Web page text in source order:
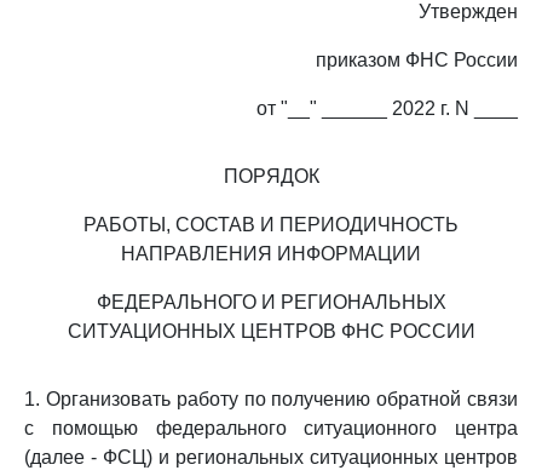
Утвержден
приказом ФНС России
от "__" ______ 2022 г. N ____
ПОРЯДОК
РАБОТЫ, СОСТАВ И ПЕРИОДИЧНОСТЬ
НАПРАВЛЕНИЯ ИНФОРМАЦИИ
ФЕДЕРАЛЬНОГО И РЕГИОНАЛЬНЫХ
СИТУАЦИОННЫХ ЦЕНТРОВ ФНС РОССИИ
1. Организовать работу по получению обратной связи
с помощью федерального ситуационного центра
(далее - ФСЦ) и региональных ситуационных центров